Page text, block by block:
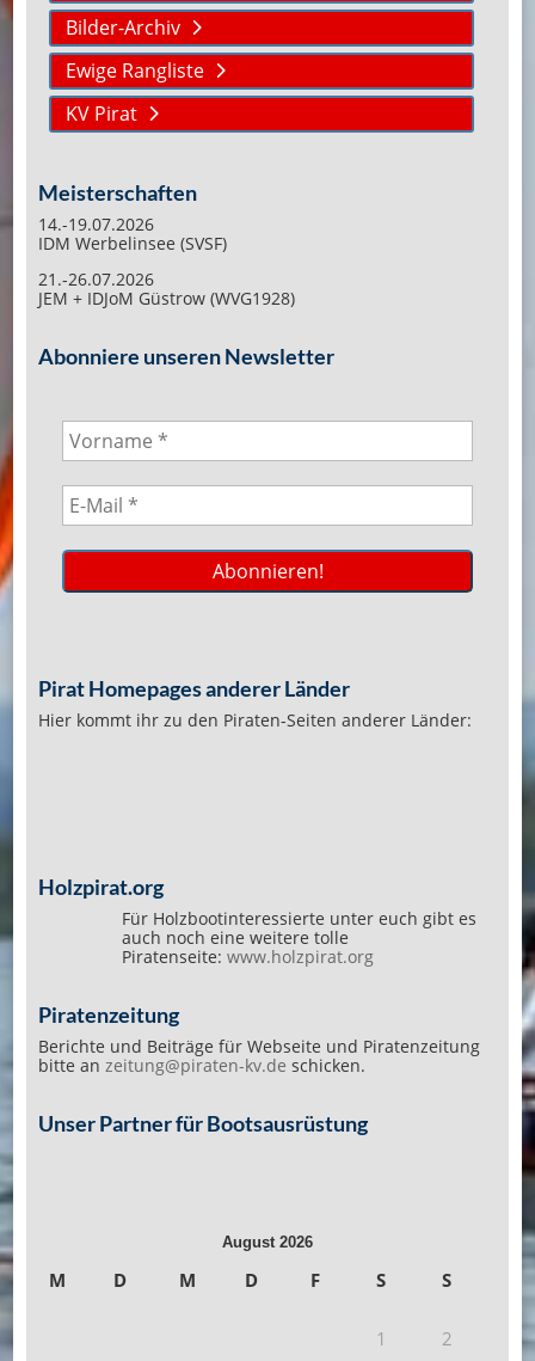
Bilder-Archiv
Ewige Rangliste
KV Pirat
Meisterschaften
14.-19.07.2026
IDM Werbelinsee (SVSF)
21.-26.07.2026
JEM + IDJoM Güstrow (WVG1928)
Abonniere unseren Newsletter
Pirat Homepages anderer Länder
Hier kommt ihr zu den Piraten-Seiten anderer Länder:
Holzpirat.org
Für Holzbootinteressierte unter euch gibt es
auch noch eine weitere tolle
Piratenseite: www.holzpirat.org
Piratenzeitung
Berichte und Beiträge für Webseite und Piratenzeitung
bitte an zeitung@piraten-kv.de schicken.
Unser Partner für Bootsausrüstung
August 2026
M D M D F S S
1 2